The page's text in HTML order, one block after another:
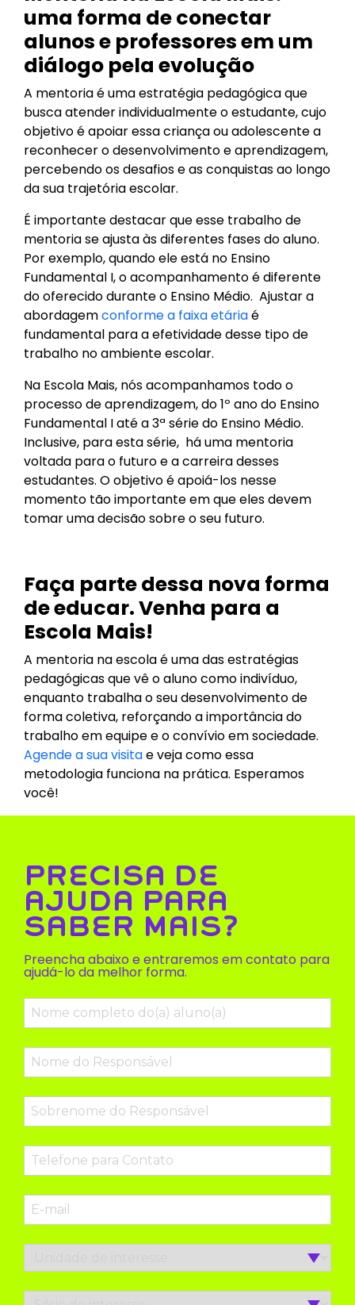
uma forma de conectar
alunos e professores em um
diálogo pela evolução
A mentoria é uma estratégia pedagógica que
busca atender individualmente o estudante, cujo
objetivo é apoiar essa criança ou adolescente a
reconhecer o desenvolvimento e aprendizagem,
percebendo os desafios e as conquistas ao longo
da sua trajetória escolar.
É importante destacar que esse trabalho de
mentoria se ajusta às diferentes fases do aluno.
Por exemplo, quando ele está no Ensino
Fundamental I, o acompanhamento é diferente
do oferecido durante o Ensino Médio. Ajustar a
abordagemconforme a faixa etáriaé
fundamental para a efetividade desse tipo de
trabalho no ambiente escolar.
Na Escola Mais, nós acompanhamos todo o
processo de aprendizagem, do 1º ano do Ensino
Fundamental I até a 3ª série do Ensino Médio.
Inclusive, para esta série, há uma mentoria
voltada para o futuro e a carreira desses
estudantes. O objetivo é apoiá-los nesse
momento tão importante em que eles devem
tomar uma decisão sobre o seu futuro.
Faça parte dessa nova forma
de educar. Venha para a
Escola Mais!
A mentoria na escola é uma das estratégias
pedagógicas que vê o aluno como indivíduo,
enquanto trabalha o seu desenvolvimento de
forma coletiva, reforçando a importância do
trabalho em equipe e o convívio em sociedade.
Agende a sua visitae veja como essa
metodologia funciona na prática. Esperamos
você!
PRECISA DE
AJUDA PARA
SABER MAIS?
Preencha abaixo e entraremos em contato para
ajudá-lo da melhor forma.